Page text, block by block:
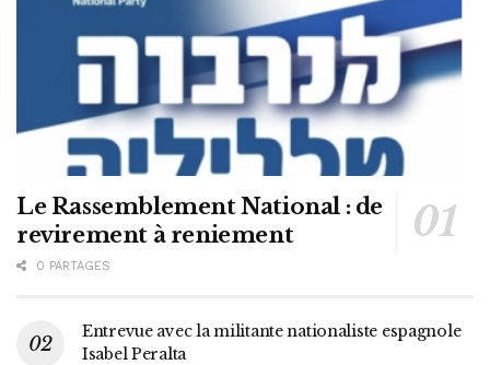
Le Rassemblement National : de
revirement à reniement
0 PARTAGES
Entrevue avec la militante nationaliste espagnole
Isabel Peralta